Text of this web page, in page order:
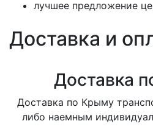
лучшее предложение
Доставка и
Доставка
Доставка по Крыму
либо наемным